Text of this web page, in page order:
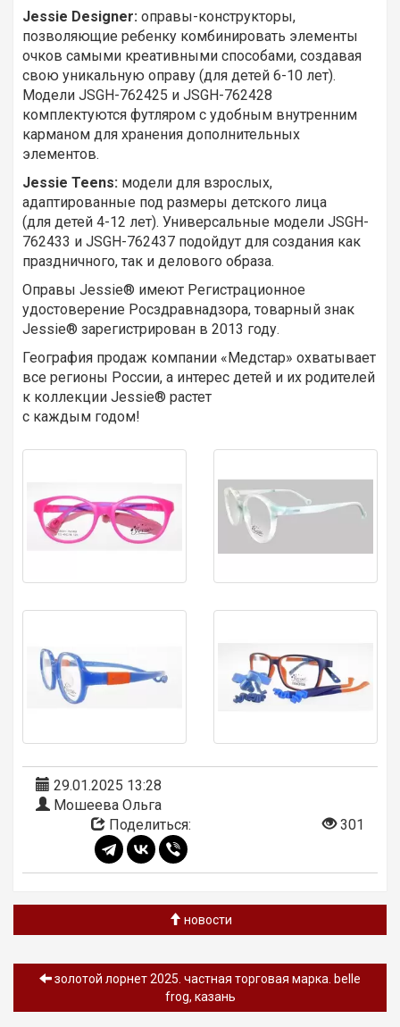
Jessie Designer: оправы-конструкторы,
позволяющие ребенку комбинировать элементы
очков самыми креативными способами, создавая
свою уникальную оправу (для детей 6-10 лет).
Модели JSGH-762425 и JSGH-762428
комплектуются футляром с удобным внутренним
карманом для хранения дополнительных
элементов.
Jessie Teens: модели для взрослых,
адаптированные под размеры детского лица
(для детей 4-12 лет). Универсальные модели JSGH-
762433 и JSGH-762437 подойдут для создания как
праздничного, так и делового образа.
Оправы Jessie® имеют Регистрационное
удостоверение Росздравнадзора, товарный знак
Jessie® зарегистрирован в 2013 году.
География продаж компании «Медстар» охватывает
все регионы России, а интерес детей и их родителей
к коллекции Jessie® растет
с каждым годом!
29.01.2025 13:28
Мошеева Ольга
Поделиться:
301
новости
золотой лорнет 2025. частная торговая марка. belle
frog, казань